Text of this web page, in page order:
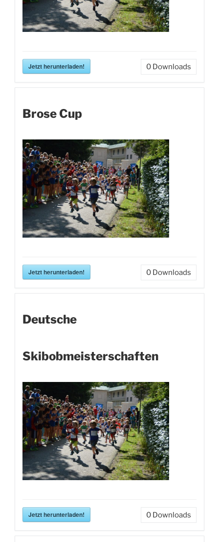
Jetzt herunterladen! 0 Downloads
Brose Cup
Jetzt herunterladen! 0 Downloads
Deutsche
Skibobmeisterschaften
Jetzt herunterladen! 0 Downloads